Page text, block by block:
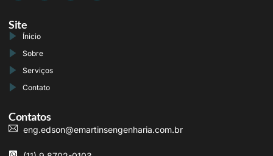
Site
Ínicio
Sobre
Serviços
Contato
Contatos
eng.edson@emartinsengenharia.com.br